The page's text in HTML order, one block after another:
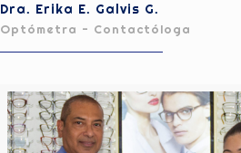
Dra. Erika E. Galvis G.
Optómetra - Contactóloga